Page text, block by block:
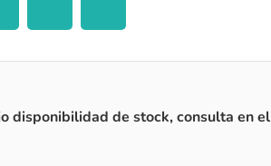
disponibilidad de stock, consulta en el